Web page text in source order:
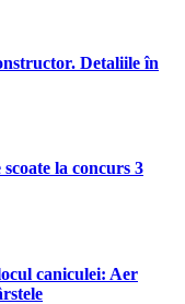
Detaliile în
la concurs 3
caniculei: Aer